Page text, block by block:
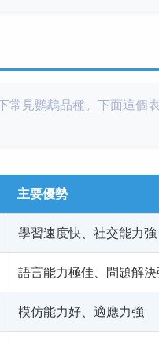
常見鸚鵡品種。下面這個
主要優勢
學習速度快、社交能力強
語言能力極佳、問題解決
模仿能力好、適應力強